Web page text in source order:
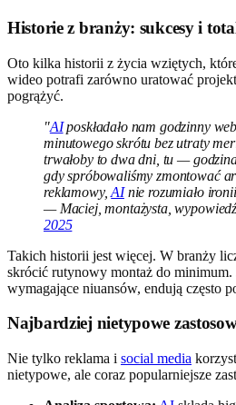
Historie z branży: sukcesy i
Oto kilka historii z życia wziętych,
wideo potrafi zarówno uratować
pogrążyć.
"AIposkładało nam godzinny
minutowego skrótu bez utraty
trwałoby to dwa dni, tu —
gdy spróbowaliśmy zmontować
reklamowy,AInie rozumiało
— Maciej, montażysta,
2025
Takich historii jest więcej. W branży
skrócić rutynowy montaż do minimum.
wymagające niuansów, endują często
Najbardziej nietypowe
Nie tylko reklama i social media
nietypowe, ale coraz popularniejsze